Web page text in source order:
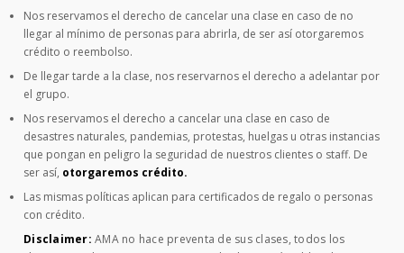
Nos reservamos el derecho de cancelar una clase en caso de no
llegar al mínimo de personas para abrirla, de ser así otorgaremos
crédito o reembolso.
De llegar tarde a la clase, nos reservarnos el derecho a adelantar por
el grupo.
Nos reservamos el derecho a cancelar una clase en caso de
desastres naturales, pandemias, protestas, huelgas u otras instancias
que pongan en peligro la seguridad de nuestros clientes o staff. De
ser así, otorgaremos crédito.
Las mismas políticas aplican para certificados de regalo o personas
con crédito.
Disclaimer: AMA no hace preventa de sus clases, todos los